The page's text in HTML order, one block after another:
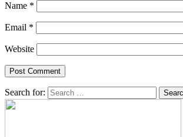
Name *
Email *
Website
Search for: